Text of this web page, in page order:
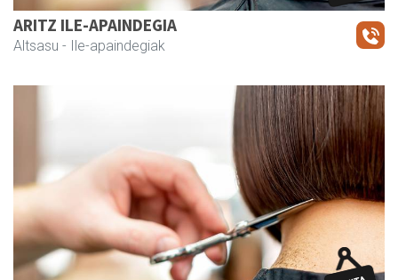
ARITZ ILE-APAINDEGIA
Altsasu - Ile-apaindegiak